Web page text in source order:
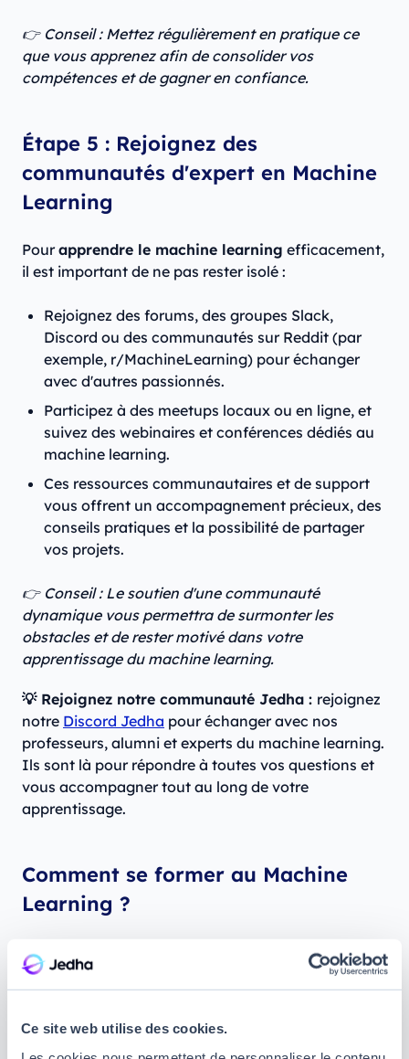
Ce site web utilise des cookies.
👉 Conseil : Mettez régulièrement en pratique ce
que vous apprenez afin de consolider vos
compétences et de gagner en confiance.
Étape 5 : Rejoignez des
communautés d'expert en Machine
Learning
Pourapprendre le machine learning efficacement,
il est important de ne pas rester isolé :
Rejoignez des forums, des groupes Slack,
Discord ou des communautés sur Reddit (par
exemple, r/MachineLearning) pour échanger
avec d'autres passionnés.
Participez à des meetups locaux ou en ligne, et
suivez des webinaires et conférences dédiés au
machine learning.
Ces ressources communautaires et de support
vous offrent un accompagnement précieux, des
conseils pratiques et la possibilité de partager
vos projets.
👉 Conseil : Le soutien d'une communauté
dynamique vous permettra de surmonter les
obstacles et de rester motivé dans votre
apprentissage du machine learning.
💡 Rejoignez notre communauté Jedha : rejoignez
notre Discord Jedha pour échanger avec nos
professeurs, alumni et experts du machine learning.
Ils sont là pour répondre à toutes vos questions et
vous accompagner tout au long de votre
apprentissage.
Comment se former au Machine
Learning ?
Si vous envisagez d'apprendre le machine learning,
sachez qu'il est crucial de ne pas vous lancer seul
dans ce parcours complexe. Vous pouvez opter